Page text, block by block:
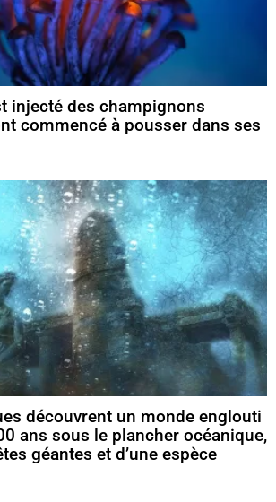
injecté des champignons
commencé à pousser dans ses
découvrent un monde englouti
ans sous le plancher océanique,
géantes et d’une espèce